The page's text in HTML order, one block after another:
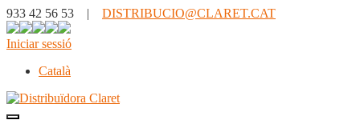
933 42 56 53 | DISTRIBUCIO@CLARET.CAT
Iniciar sessió
Català